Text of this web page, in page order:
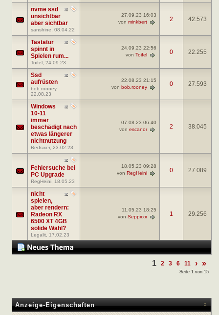
nvme ssd
unsichtbar
aber sichtbar
sanshine , 08.04.22
27.09.23 16:03
von minkbert 2 42.573
Tastatur
spinnt in
Spielen rum...
Toifel , 24.09.23
24.09.23 22:56
von Toifel 0 22.255
Ssd
aufrüsten
bob.rooney,
22.08.23
22.08.23 21:15
von bob.rooney 0 27.593
Windows
10-11
immer
beschädigt nach
etwas längerer
nichtnutzung
Redsixer, 23.02.23
07.08.23 06:40
von escanor 2 38.045
Fehlersuche bei
PC Upgrade
RegHeini , 18.05.23
18.05.23 09:28
von RegHeini 0 27.089
nicht
spielen,
aber rendern:
Radeon RX
6500 XT 4GB
solide Wahl?
Legalit , 17.02.23
11.05.23 18:25
von Seppxxx 1 29.256
1 2 3 6 11 › »
Seite 1 von 15
Anzeige-Eigenschaften